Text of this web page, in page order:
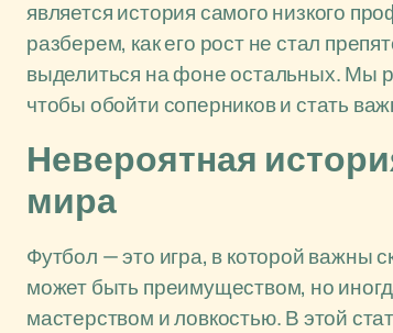
является история самого низкого
разберем, как его рост не стал
выделиться на фоне остальных. Мы
чтобы обойти соперников и стать
Невероятная
мира
Футбол — это игра, в которой важны
может быть преимуществом, но
мастерством и ловкостью. В этой